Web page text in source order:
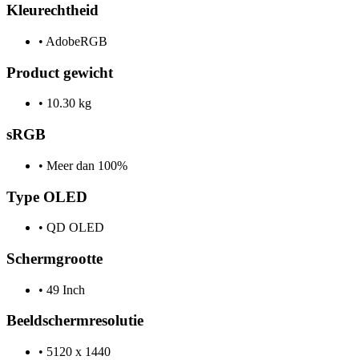
Kleurechtheid
• AdobeRGB
Product gewicht
• 10.30 kg
sRGB
• Meer dan 100%
Type OLED
• QD OLED
Schermgrootte
• 49 Inch
Beeldschermresolutie
• 5120 x 1440